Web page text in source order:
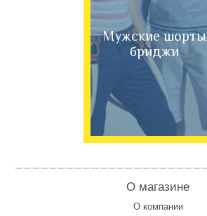
Мужские шорты
бриджи
О магазине
О компании